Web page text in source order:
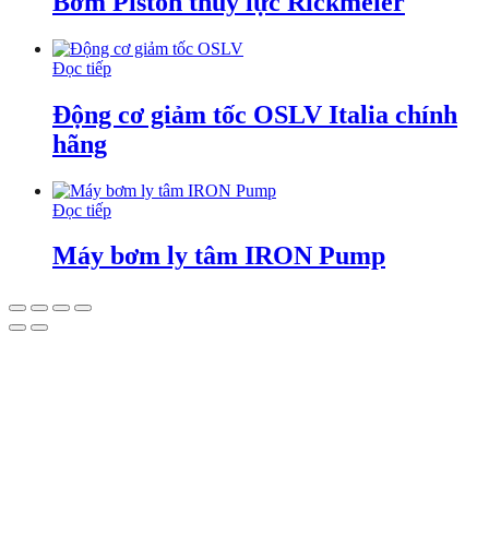
Đọc tiếp
Động cơ giảm tốc OSLV Italia chính
hãng
Đọc tiếp
Máy bơm ly tâm IRON Pump